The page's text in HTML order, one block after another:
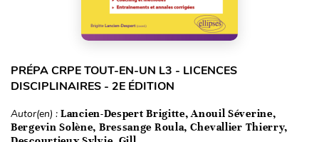
PRÉPA CRPE TOUT-EN-UN L3 - LICENCES
DISCIPLINAIRES - 2E ÉDITION
Autor(en) : Lancien-Despert Brigitte, Anouil Séverine,
Bergevin Solène, Bressange Roula, Chevallier Thierry,